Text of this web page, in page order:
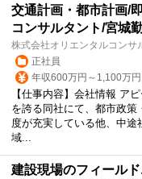
交通計画・都市計画/
コンサルタント/宮城勤
株式会社オリエンタルコンサ
正社員
年収600万円～1,100万円
【仕事内容】会社情報 ア
を誇る同社にて、都市政策
度が充実している他、中
域...
建設現場のフィール